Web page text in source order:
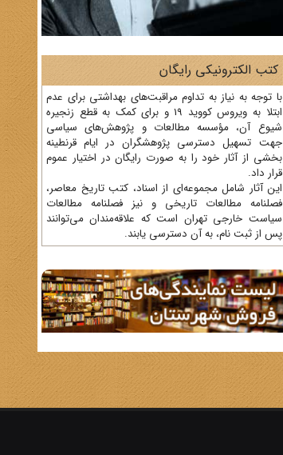
کتب الکترونیکی رایگان
با توجه به نیاز به تداوم مراقبت‌های بهداشتی برای عدم
ابتلا به ویروس کووید 19 و برای کمک به قطع زنجیره
شیوع آن، مؤسسه مطالعات و پژوهش‌های سیاسی
جهت تسهیل دسترسی پژوهشگران در ایام قرنطینه
بخشی از آثار خود را به صورت رایگان در اختیار عموم
قرار داد.
این آثار شامل مجموعه‌ای از اسناد، کتب تاریخ معاصر،
فصلنامه‌ مطالعات تاریخی و نیز فصلنامه مطالعات
سیاست خارجی تهران است که علاقه‌مندان می‌توانند
پس از ثبت نام، به آن دسترسی یابند.